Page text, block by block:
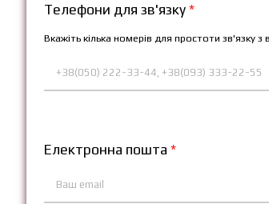
Телефони для зв'язку*
Вкажіть кілька номерів для простоти зв'язку з
Електронна пошта*